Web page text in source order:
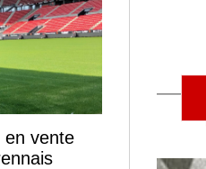
en vente